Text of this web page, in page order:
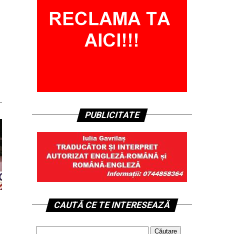
PUBLICITATE
CAUTĂ CE TE INTERESEAZĂ